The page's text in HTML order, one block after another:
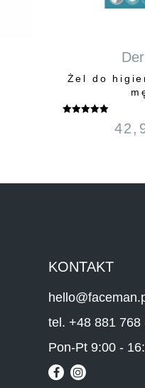
Żel do
KONTAKT
tel. +48 881 768
Pon-Pt 9:00 -